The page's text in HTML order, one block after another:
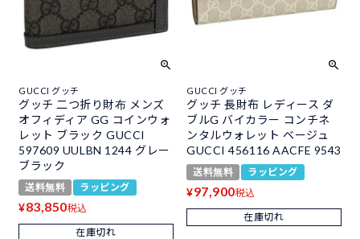
GUCCI グッチ
グッチ 二つ折り財布 メンズ
オフィディア GG コインウォ
レット ブラック GUCCI
597609 UULBN 1244 グレー
ブラック
送料無料 ラッピング
¥83,850税込
在庫切れ
GUCCI グッチ
グッチ 長財布 レディース ダ
ブルG バイカラー コンチネ
ンタルウォレット ベージュ
GUCCI 456116 AACFE 9543
送料無料 ラッピング
¥97,900税込
在庫切れ